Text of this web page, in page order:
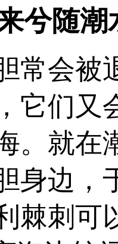
兮随潮
常会被
它们又
。就在
身边，
棘刺可